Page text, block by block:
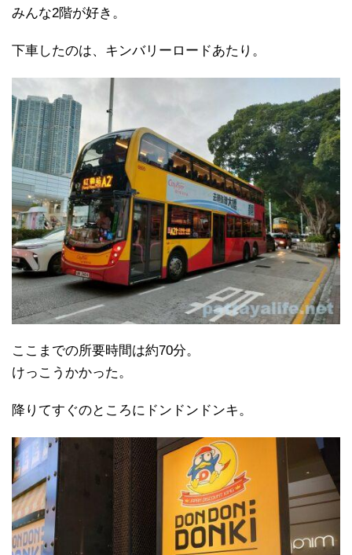
みんな2階が好き。
下車したのは、キンバリーロードあたり。
ここまでの所要時間は約70分。
けっこうかかった。
降りてすぐのところにドンドンドンキ。